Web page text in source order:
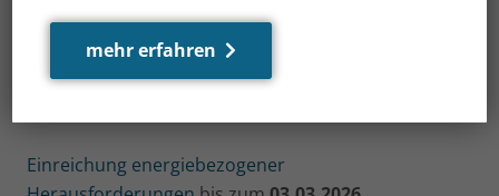
Unternehmens
Möglichkeit, im Rahmen eines geförderten
Innovationsprojekts eine Lösung für Ihre
Einreichung energiebezogener
mehr erfahren